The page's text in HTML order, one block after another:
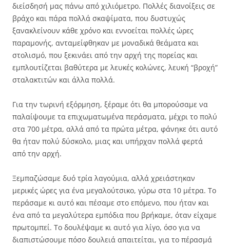
διείσδησή μας πάνω από χιλιόμετρο. Πολλές διανοίξεις σε
βράχο και πάρα πολλά σκαψίματα, που δυστυχώς
ξανακλείνουν κάθε χρόνο και εννοείται πολλές ώρες
παραμονής, ανταμείφθηκαν με μοναδικά θεάματα και
στολισμό, που ξεκινάει από την αρχή της πορείας και
εμπλουτίζεται βαθύτερα με λευκές κολώνες, λευκή “βροχή”
σταλακτιτών και άλλα πολλά.
Για την τωρινή εξόρμηση, ξέραμε ότι θα μπορούσαμε να
παλαίψουμε τα επιχωματωμένα περάσματα, μέχρι το πολύ
στα 700 μέτρα, αλλά από τα πρώτα μέτρα, φάνηκε ότι αυτό
θα ήταν πολύ δύσκολο, μιας και υπήρχαν πολλά φερτά
από την αρχή.
Ξεμπαζώσαμε δυό τρία λαγούμια, αλλά χρειάστηκαν
μερικές ώρες για ένα μεγαλούτσικο, γύρω στα 10 μέτρα. Το
περάσαμε κι αυτό και πέσαμε στο επόμενο, που ήταν και
ένα από τα μεγαλύτερα εμπόδια που βρήκαμε, όταν είχαμε
πρωτομπεί. Το δουλέψαμε κι αυτό για λίγο, όσο για να
διαπιστώσουμε πόσο δουλειά απαιτείται, για το πέρασμά